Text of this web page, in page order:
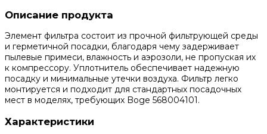
Описание продукта
Элемент фильтра состоит из прочной фильтрующей среды
и герметичной посадки, благодаря чему задерживает
пылевые примеси, влажность и аэрозоли, не пропуская их
к компрессору. Уплотнитель обеспечивает надежную
посадку и минимальные утечки воздуха. Фильтр легко
монтируется и подходит для стандартных посадочных
мест в моделях, требующих Boge 568004101.
Характеристики